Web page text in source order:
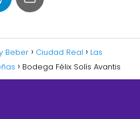
Beber Ciudad Real
Las
Bodega Félix Solís Avantis